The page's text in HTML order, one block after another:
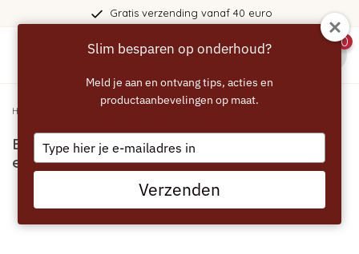
Gratis verzending vanaf 40 euro
0
Home
ECCELLENTE PROFESSIONAL Set Ontkalking
en Reiniging voor JURA
Slim besparen op onderhoud?
Meld je aan en ontvang tips, acties en
productaanbevelingen op maat.
Type
your
email
Verzenden